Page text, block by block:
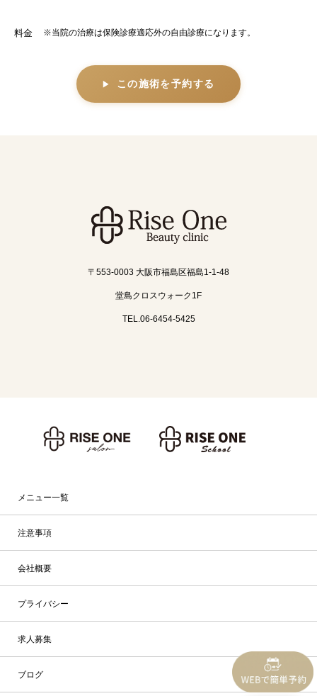
料金 ※当院の治療は保険診療適応外の自由診療になります。
この施術を予約する
〒553-0003 大阪市福島区福島1-1-48
堂島クロスウォーク1F
TEL.06-6454-5425
メニュー一覧
注意事項
会社概要
プライバシー
求人募集
ブログ